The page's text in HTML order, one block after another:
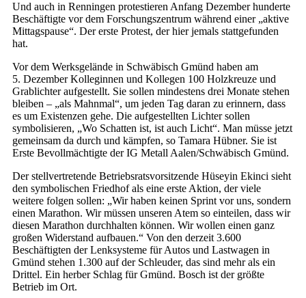
Und auch in Renningen protestieren Anfang Dezember hunderte
Beschäftigte vor dem Forschungszentrum während einer „aktive
Mittagspause“. Der erste Protest, der hier jemals stattgefunden
hat.
Vor dem Werksgelände in Schwäbisch Gmünd haben am
5. Dezember Kolleginnen und Kollegen 100 Holzkreuze und
Grablichter aufgestellt. Sie sollen mindestens drei Monate stehen
bleiben – „als Mahnmal“, um jeden Tag daran zu erinnern, dass
es um Existenzen gehe. Die aufgestellten Lichter sollen
symbolisieren, „Wo Schatten ist, ist auch Licht“. Man müsse jetzt
gemeinsam da durch und kämpfen, so Tamara Hübner. Sie ist
Erste Bevollmächtigte der IG Metall Aalen/Schwäbisch Gmünd.
Der stellvertretende Betriebsratsvorsitzende Hüseyin Ekinci sieht
den symbolischen Friedhof als eine erste Aktion, der viele
weitere folgen sollen: „Wir haben keinen Sprint vor uns, sondern
einen Marathon. Wir müssen unseren Atem so einteilen, dass wir
diesen Marathon durchhalten können. Wir wollen einen ganz
großen Widerstand aufbauen.“ Von den derzeit 3.600
Beschäftigten der Lenksysteme für Autos und Lastwagen in
Gmünd stehen 1.300 auf der Schleuder, das sind mehr als ein
Drittel. Ein herber Schlag für Gmünd. Bosch ist der größte
Betrieb im Ort.